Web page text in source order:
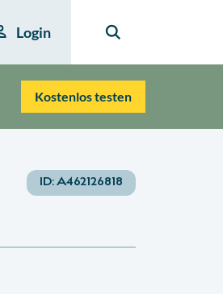
Login
Kostenlos testen
ID:A462126818